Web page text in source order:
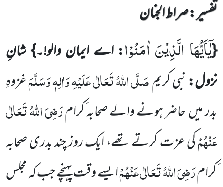
تفسیر : ‎صراط الجنان
{یٰۤاَیُّهَا الَّذِیْنَ اٰمَنُوْا: اے ایمان والو!۔}شانِ
نزول:نبی کریمصَلَّی اللّٰہُ تَعَالٰی عَلَیْہِ وَاٰلِہٖ وَسَلَّمَغزوہِ
بدر میںحاضر ہونے والے صحابہ ٔکرامرَضِیَ اللّٰہُ تَعَالٰی
عَنْہُمْکی عزت کرتے تھے، ایک روز چند بدری صحابہ
ٔکرامرَضِیَ اللّٰہُ تَعَالٰی عَنْہُمْایسے وقت پہنچےجب کہ مجلس